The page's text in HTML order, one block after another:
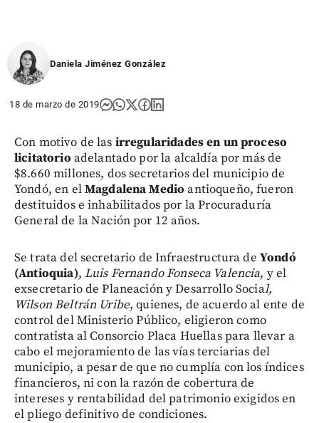
Daniela Jiménez González
18 de marzo de 2019
Con motivo de las irregularidades en un proceso
licitatorio adelantado por la alcaldía por más de
$8.660 millones, dos secretarios del municipio de
Yondó, en elMagdalena Medioantioqueño, fueron
destituidos e inhabilitados por la Procuraduría
General de la Nación por 12 años.
Se trata del secretario de Infraestructura de Yondó
(Antioquia), Luis Fernando Fonseca Valencia, y el
exsecretario de Planeación y Desarrollo Social,
Wilson Beltrán Uribe, quienes, de acuerdo al ente de
control del Ministerio Público, eligieron como
contratista al Consorcio Placa Huellas para llevar a
cabo el mejoramiento de las vías terciarias del
municipio, a pesar de que no cumplía con los índices
financieros, ni con la razón de cobertura de
intereses y rentabilidad del patrimonio exigidos en
el pliego definitivo de condiciones.